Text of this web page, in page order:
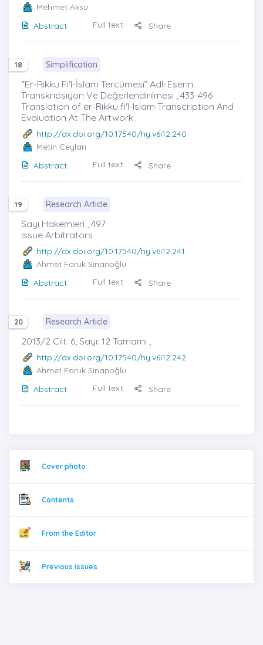
Mehmet Aksu
Abstract
Full text Share
18 Simplification
“Er-Rikku Fi'l-İslam Tercümesi” Adlı Eserin
Transkripsiyon Ve Değerlendirilmesi , 433-496
Translation of er-Rikku fi'l-Islam Transcription And
Evaluation At The Artwork
http://dx.doi.org/10.17540/hy.v6i12.240
Metin Ceylan
Abstract
Full text Share
19 Research Article
Sayı Hakemleri , 497
Issue Arbitrators
http://dx.doi.org/10.17540/hy.v6i12.241
Ahmet Faruk Sinanoğlu
Abstract
Full text Share
20 Research Article
2013/2 Cilt: 6, Sayı: 12 Tamamı ,
http://dx.doi.org/10.17540/hy.v6i12.242
Ahmet Faruk Sinanoğlu
Abstract
Full text Share
Cover photo
Contents
From the Editor
Previous issues